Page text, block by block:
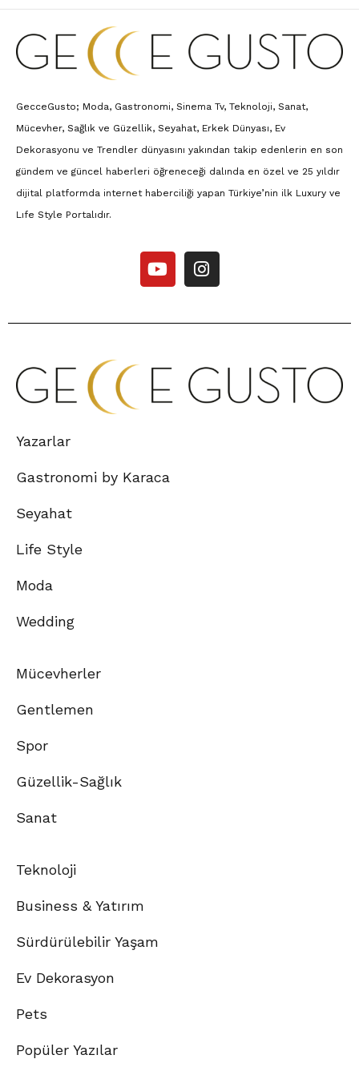
GecceGusto; Moda, Gastronomi, Sinema Tv, Teknoloji, Sanat,
Mücevher, Sağlık ve Güzellik, Seyahat, Erkek Dünyası, Ev
Dekorasyonu ve Trendler dünyasını yakından takip edenlerin en son
gündem ve güncel haberleri öğreneceği dalında en özel ve 25 yıldır
dijital platformda internet haberciliği yapan Türkiye’nin ilk Luxury ve
Lıfe Style Portalıdır.
Yazarlar
Gastronomi by Karaca
Seyahat
Life Style
Moda
Wedding
Mücevherler
Gentlemen
Spor
Güzellik-Sağlık
Sanat
Teknoloji
Business & Yatırım
Sürdürülebilir Yaşam
Ev Dekorasyon
Pets
Popüler Yazılar